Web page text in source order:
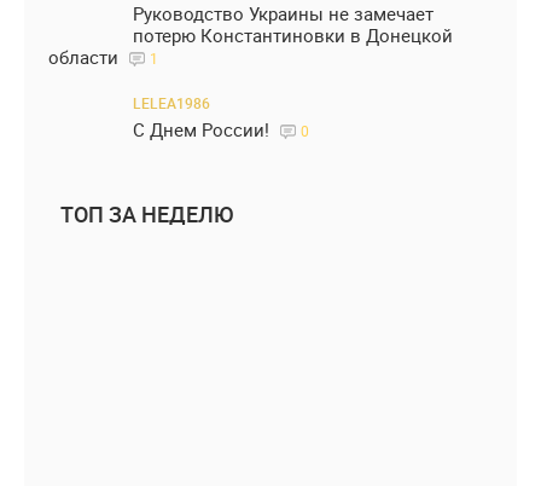
Руководство Украины не замечает
потерю Константиновки в Донецкой
области
1
LELEA1986
С Днем России! 0
ТОП ЗА НЕДЕЛЮ